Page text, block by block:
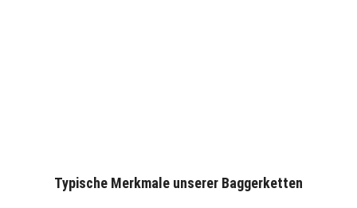
Typische Merkmale unserer Baggerketten